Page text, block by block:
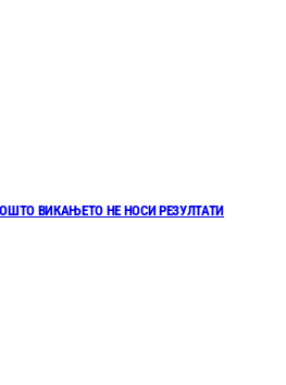
ВИКАЊЕТО НЕ НОСИ РЕЗУЛТАТИ